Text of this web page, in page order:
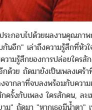
ระกอบไปด้วยผลงานคุณภาพ
นอีก" เล่าถึงความรู้สึกที่หัว
มรู้สึกของการปล่อยใครสั
วย ถัดมายังเป็นเพลงเศร้
จากลาที่จบลงพร้อมกับควา
ครั้งกับเพลง ใครสักคน, ล
ม" ถัดมา "หากเธอมีน้ำตา"